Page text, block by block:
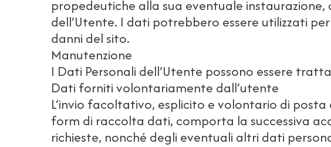
propedeutiche alla sua eventuale instaurazione,
dell’Utente. I dati potrebbero essere utilizzati
danni del sito.
Manutenzione
I Dati Personali dell’Utente possono essere
Dati forniti volontariamente dall’utente
L’invio facoltativo, esplicito e volontario di
form di raccolta dati, comporta la successiva
richieste, nonché degli eventuali altri dati